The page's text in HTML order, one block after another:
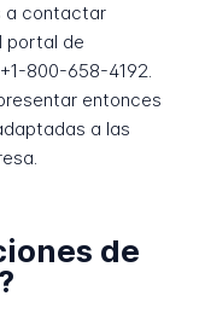
a contactar
portal de
800-658-4192.
entonces
a las
de